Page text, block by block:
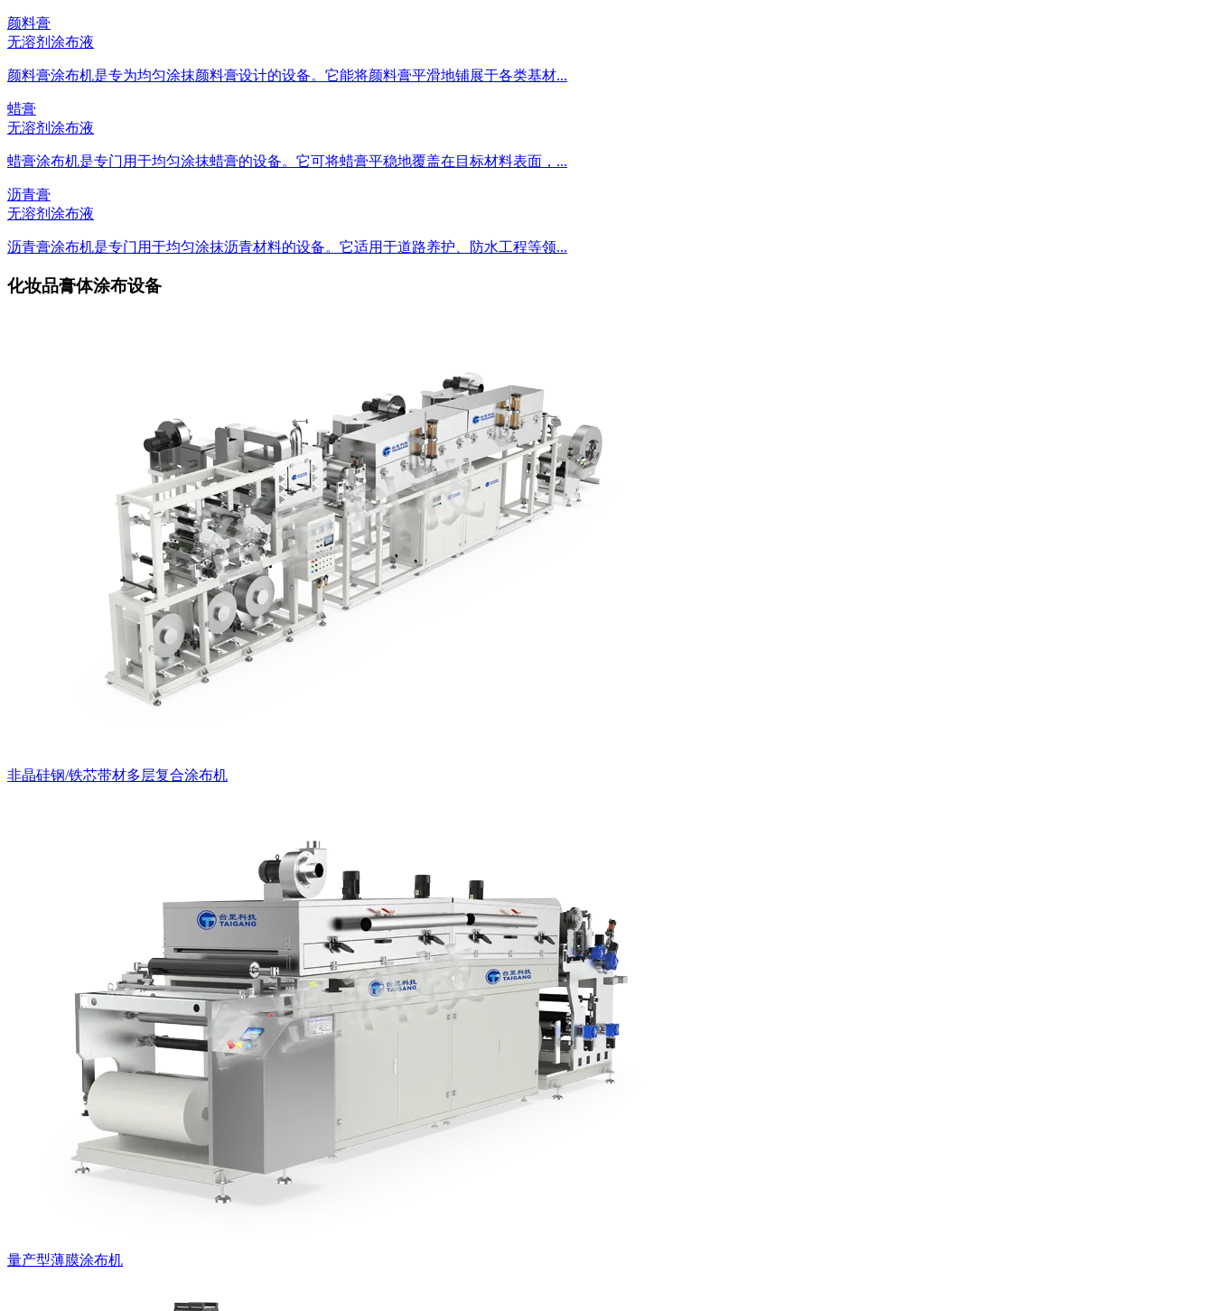
颜料膏
无溶剂涂布液
颜料膏涂布机是专为均匀涂抹颜料膏设计的设备。它能将颜料膏平滑地铺展于各类基材...
蜡膏
无溶剂涂布液
蜡膏涂布机是专门用于均匀涂抹蜡膏的设备。它可将蜡膏平稳地覆盖在目标材料表面，...
沥青膏
无溶剂涂布液
沥青膏涂布机是专门用于均匀涂抹沥青材料的设备。它适用于道路养护、防水工程等领...
化妆品膏体涂布设备
非晶硅钢/铁芯带材多层复合涂布机
量产型薄膜涂布机